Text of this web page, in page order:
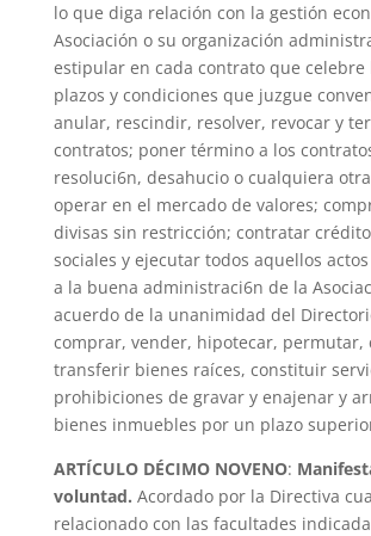
lo que diga relación con la gestión
Asociación o su organización
estipular en cada contrato que celebre
plazos y condiciones que juzgue
anular, rescindir, resolver, revocar y
contratos; poner término a los
resoluci6n, desahucio o cualquiera
operar en el mercado de valores;
divisas sin restricción; contratar
sociales y ejecutar todos aquellos
a la buena administraci6n de la
acuerdo de la unanimidad del
comprar, vender, hipotecar, permutar,
transferir bienes raíces, constituir
prohibiciones de gravar y enajenar y
bienes inmuebles por un plazo
ARTÍCULO DÉCIMO NOVENO:
voluntad. Acordado por la Directiva
relacionado con las facultades